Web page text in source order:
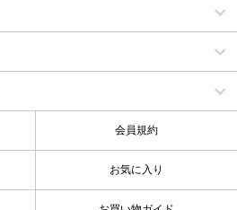
会員規約
お気に入り